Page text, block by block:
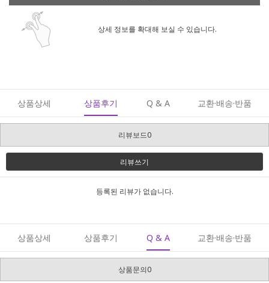
상세 정보를 확대해 보실 수 있습니다.
상품상세 상품후기 Q & A 교환·배송·반품
리뷰보드0
리뷰쓰기
등록된 리뷰가 없습니다.
상품상세 상품후기 Q & A 교환·배송·반품
상품문의0